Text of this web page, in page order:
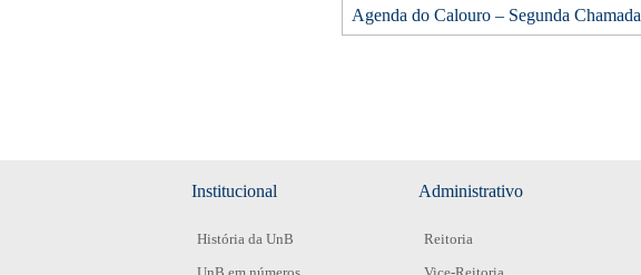
Agenda do Calouro – Segunda Chamada
Institucional
História da UnB
Administrativo
Reitoria